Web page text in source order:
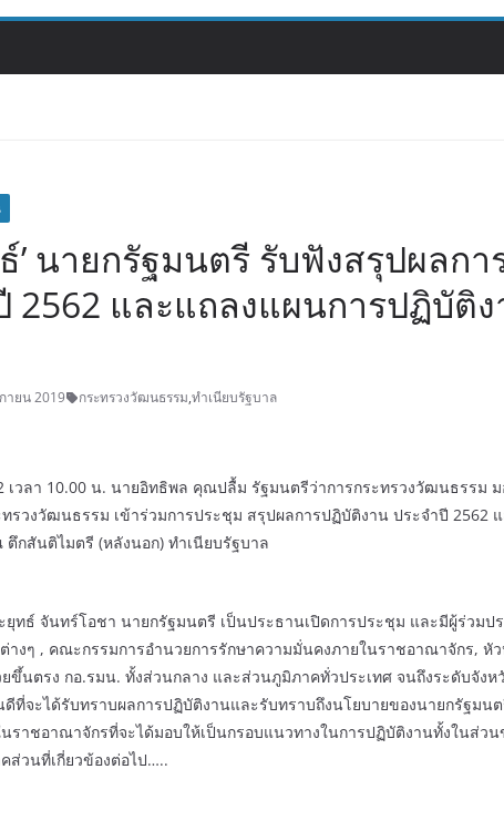
’ นายกรัฐมนตรี รับฟังสรุปผลก
2562 และแถลงแผนการปฏิบัติ
ายน 2019 กระทรวงวัฒนธรรม,ทำเนียบรัฐบาล
เวลา 10.00 น. นายอิทธิพล คุณปลื้ม รัฐมนตรีว่าการกระทรวงวัฒนธรรม
รวงวัฒนธรรม เข้าร่วมการประชุม สรุปผลการปฏิบัติงาน ประจำปี 2562
กสันติไมตรี (หลังนอก) ทำเนียบรัฐบาล
ยุทธ์ จันทร์โอชา นายกรัฐมนตรี เป็นประธานเปิดการประชุม และมีผู้ร่วม
างๆ , คณะกรรมการอำนวยการรักษาความมั่นคงภายในราชอาณาจักร, หั
ขึ้นตรง กอ.รมน. ทั้งส่วนกลาง และส่วนภูมิภาคทั่วประเทศ จนถึงระดับจังห
ดีที่จะได้รับทราบผลการปฏิบัติงานและรับทราบถึงนโยบายของนายกรัฐมน
ราชอาณาจักรที่จะได้มอบให้เป็นกรอบแนวทางในการปฏิบัติงานทั้งในส่ว
ส่วนที่เกี่ยวข้องต่อไป…..